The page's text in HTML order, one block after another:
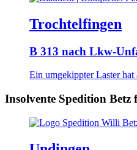
Trochtelfingen
B 313 nach Lkw-
Ein umgekippter Laster hat
Insolvente Spedition Betz